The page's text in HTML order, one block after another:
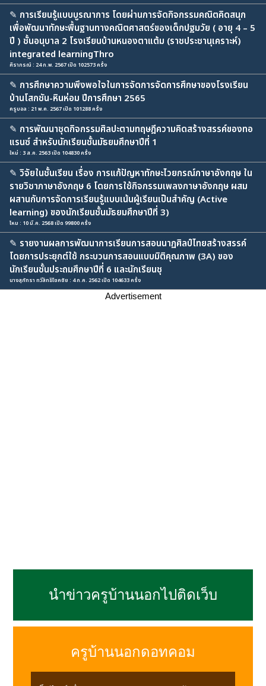
✎ การเรียนรู้แบบบูรณาการ โดยผ่านการจัดกิจกรรมคณิตคิดสนุก
เพื่อพัฒนาทักษะพื้นฐานทางคณิตศาสตร์ของเด็กปฐมวัย ( อายุ 4 – 5
ปี ) ชั้นอนุบาล 2 โรงเรียนบ้านหนองตาแต้ม (ราชประชานุเคราะห์)
integrated learningThro
ศิราภรณ์ : 24 ก.พ. 2567 เปิด 102573 ครั้ง
✎ การศึกษาความพึงพอใจในการจัดการจัดการศึกษาของโรงเรียน
บ้านโสกชัน-หินห่อม ปีการศึกษา 2565
ครูบอล : 21 พ.ค. 2567 เปิด 101288 ครั้ง
✎ การพัฒนาชุดกิจกรรมศิลปะตามทฤษฎีความคิดสร้างสรรค์ของทอ
แรนซ์ สำหรับนักเรียนชั้นมัธยมศึกษาปีที่ 1
ใหม่ : 3 ส.ค. 2563 เปิด 104830 ครั้ง
✎ วิจัยในชั้นเรียน เรื่อง การแก้ปัญหาทักษะไวยกรณ์ภาษาอังกฤษ ใน
รายวิชาภาษาอังกฤษ 6 โดยการใช้กิจกรรมเพลงภาษาอังกฤษ ผสม
ผสานกับการจัดการเรียนรู้แบบเน้นผู้เรียนเป็นสำคัญ (Active
learning) ของนักเรียนชั้นมัธยมศึกษาปีที่ 3)
ไหม : 10 มี.ค. 2568 เปิด 99800 ครั้ง
✎ รายงานผลการพัฒนาการเรียนการสอนนาฏศิลป์ไทยสร้างสรรค์
โดยการประยุกต์ใช้ กระบวนการสอนแบบมิติคุณภาพ (3A) ของ
นักเรียนชั้นประถมศึกษาปีที่ 6 และนักเรียนชุ
นางสุภัทรา ทวีสิทธิโชคชัย : 4 ก.ค. 2562 เปิด 104633 ครั้ง
Advertisement
นำข่าวครูบ้านนอกไปติดเว็บ
ครูบ้านนอกดอทคอม